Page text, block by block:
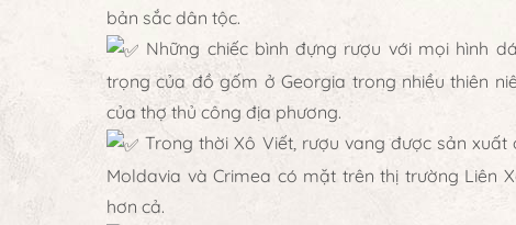
bản sắc dân tộc.
Những chiếc bình đựng rượu với mọi hình
trọng của đồ gốm ở Georgia trong nhiều thiên
của thợ thủ công địa phương.
Trong thời Xô Viết, rượu vang được sản
Moldavia và Crimea có mặt trên thị trường Liên
hơn cả.